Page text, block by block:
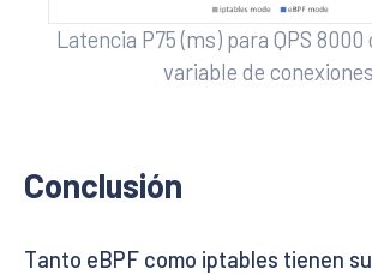
Latencia P75 (ms) para QPS
variable de conexiones
Conclusión
Tanto eBPF como iptables tienen